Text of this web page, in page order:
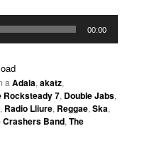
00:00
a Adala,akatz,
Rocksteady 7, Double Jabs,
, Radio Lliure, Reggae,Ska,
Crashers Band,The